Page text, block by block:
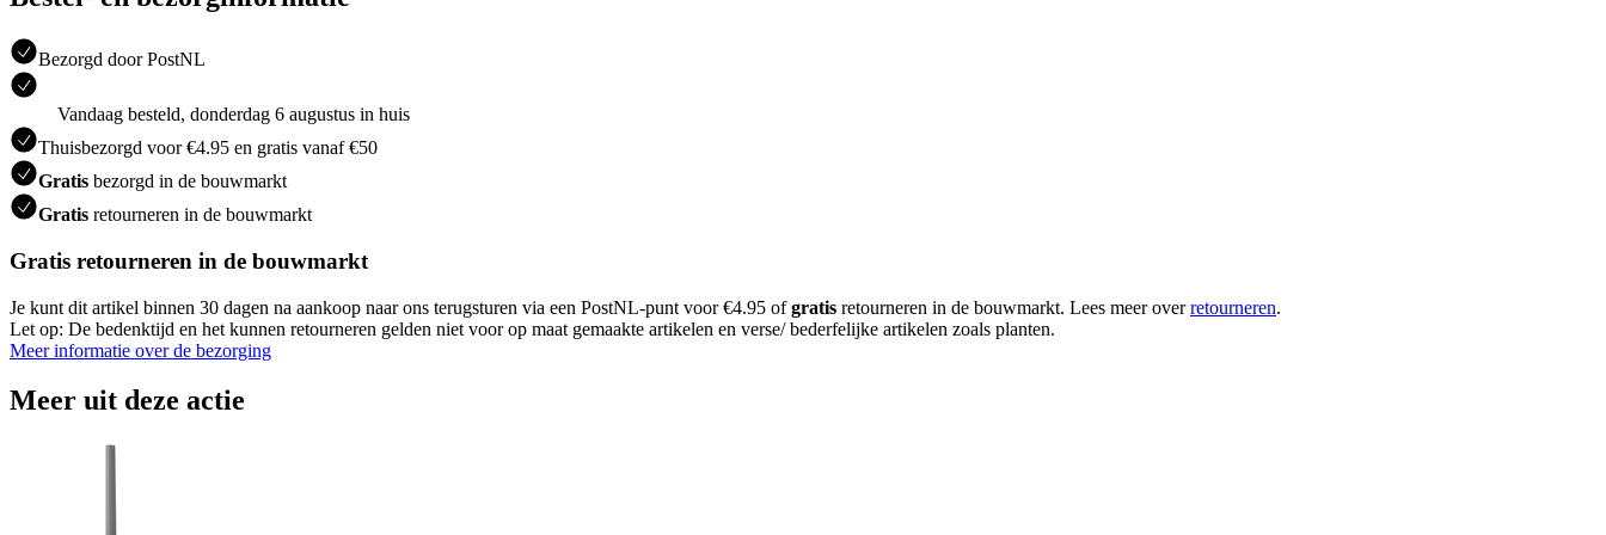
Bezorgd door PostNL
Vandaag besteld, donderdag 6 augustus in huis
Thuisbezorgd voor €4.95 en gratis vanaf €50
Gratis bezorgd in de bouwmarkt
Gratis retourneren in de bouwmarkt
Gratis retourneren in de bouwmarkt
Je kunt dit artikel binnen 30 dagen na aankoop naar ons terugsturen via een PostNL-punt voor €4.95 ofgratis retourneren in de bouwmarkt. Lees meer overretourneren.
Let op: De bedenktijd en het kunnen retourneren gelden niet voor op maat gemaakte artikelen en verse/ bederfelijke artikelen zoals planten.
Meer informatie over de bezorging
Meer uit deze actie